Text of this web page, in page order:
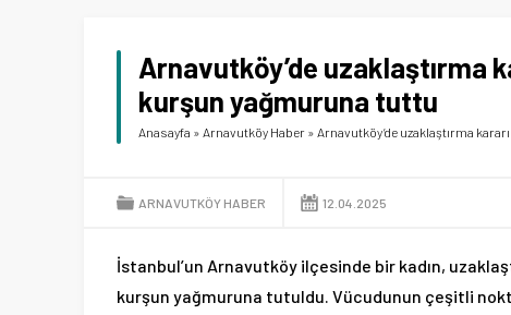
Arnavutköy’de uzaklaştırma
kurşun yağmuruna tuttu
Anasayfa » Arnavutköy Haber » Arnavutköy’de uzaklaştırma
ARNAVUTKÖY HABER 12.04.2025
İstanbul’un Arnavutköy ilçesinde bir kadın,
kurşun yağmuruna tutuldu. Vücudunun çeşitli